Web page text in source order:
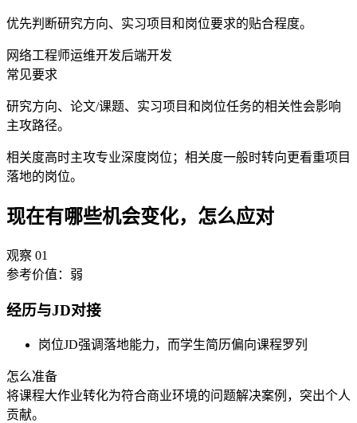
优先判断研究方向、实习项目和岗位要求的贴合程度。
网络工程师运维开发后端开发
常见要求
研究方向、论文/课题、实习项目和岗位任务的相关性会影响
主攻路径。
相关度高时主攻专业深度岗位；相关度一般时转向更看重项目
落地的岗位。
现在有哪些机会变化，怎么应对
观察 01
参考价值： 弱
经历与JD对接
岗位JD强调落地能力，而学生简历偏向课程罗列
怎么准备
将课程大作业转化为符合商业环境的问题解决案例，突出个人
贡献。